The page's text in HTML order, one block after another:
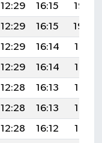
12:29 16:15
19:22
12:29 16:15
19:20
12:29 16:14
19:19
12:29 16:14
19:18
12:28 16:13
19:16
12:28 16:13
19:15
12:28 16:12
19:14